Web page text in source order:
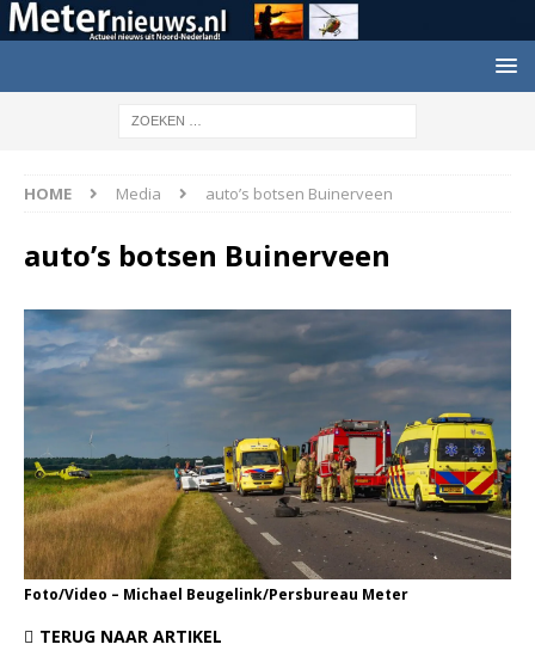
HOME Media auto’s botsen Buinerveen
auto’s botsen Buinerveen
Foto/Video – Michael Beugelink/Persbureau Meter
TERUG NAAR ARTIKEL